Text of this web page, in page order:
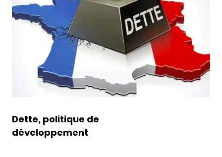
Dette, politique de
développement